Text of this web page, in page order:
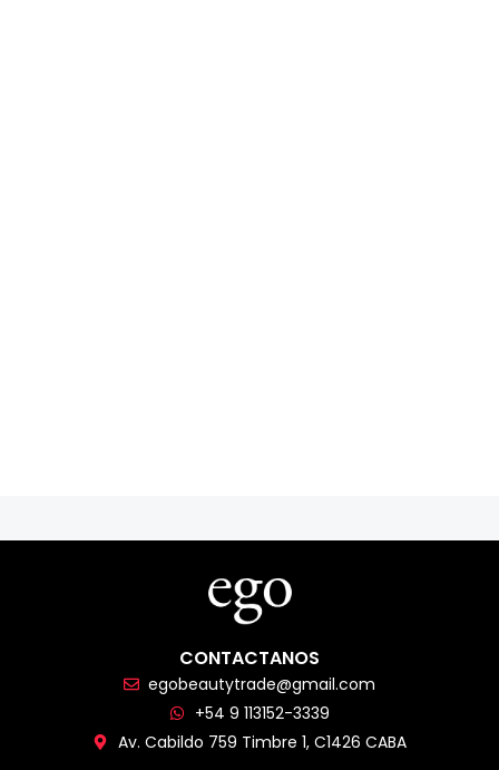
CONTACTANOS
egobeautytrade@gmail.com
+54 9 113152-3339
Av. Cabildo 759 Timbre 1, C1426 CABA